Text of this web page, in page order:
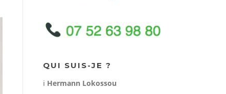
QUI SUIS-JE ?
ℹ️ Hermann Lokossou